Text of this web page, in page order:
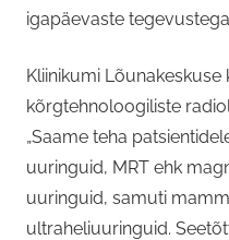
igapäevaste
Kliinikumi
kõrgtehnoloogiliste
„Saame teha
uuringuid, MRT ehk
uuringuid, samuti
ultraheliuuringuid.